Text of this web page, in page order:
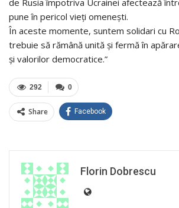
pune în pericol vieți omenești.
În aceste momente, suntem solidari cu
trebuie să rămână unită și fermă în
și valorilor democratice.”
0
292
Share Facebook
Florin Dobrescu